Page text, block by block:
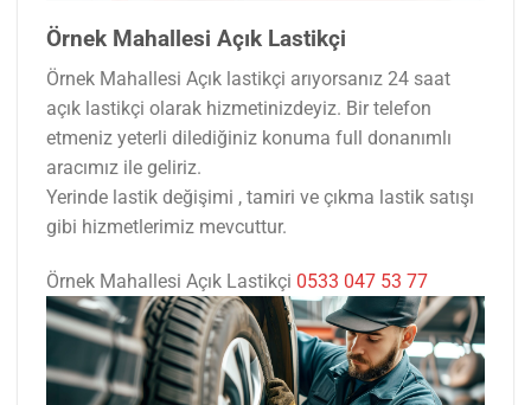
Örnek Mahallesi Açık Lastikçi
Örnek Mahallesi Açık lastikçi arıyorsanız 24 saat
açık lastikçi olarak hizmetinizdeyiz. Bir telefon
etmeniz yeterli dilediğiniz konuma full donanımlı
aracımız ile geliriz.
Yerinde lastik değişimi , tamiri ve çıkma lastik satışı
gibi hizmetlerimiz mevcuttur.
Örnek Mahallesi Açık Lastikçi 0533 047 53 77